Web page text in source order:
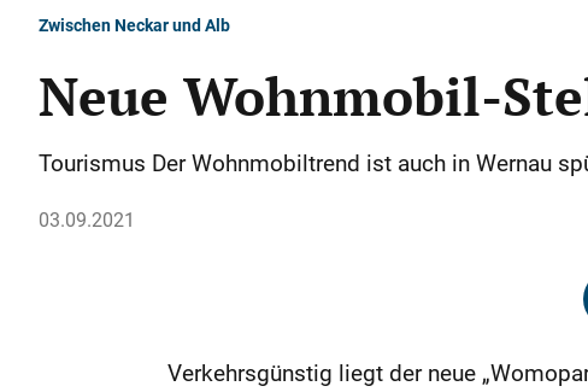
Zwischen Neckar und Alb
Neue Wohnmobil-
Tourismus Der Wohnmobiltrend ist auch in Wernau
03.09.2021
Verkehrsgünstig liegt der neue